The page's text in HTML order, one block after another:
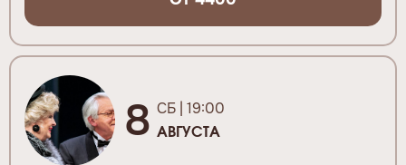
8 СБ | 19:00
АВГУСТА